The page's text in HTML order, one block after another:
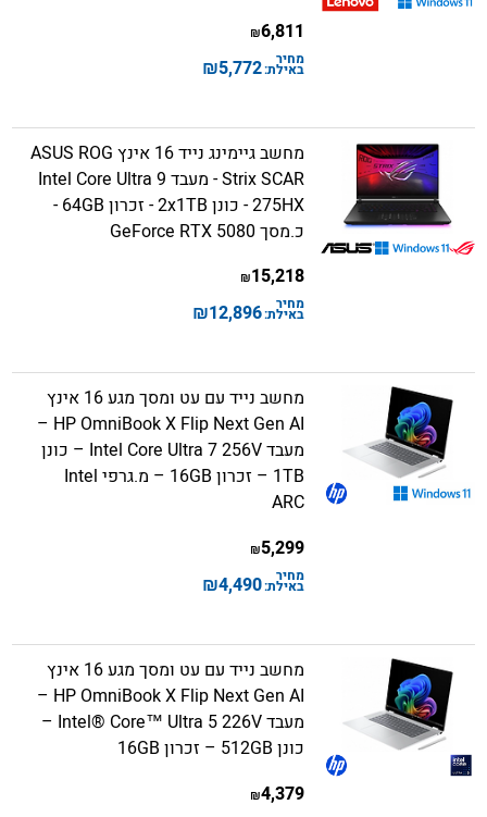
6,811
₪
מחיר
באילת:5,772
₪
מחשב גיימינג נייד 16 אינץ ASUS ROG
Strix SCAR - מעבד Intel Core Ultra 9
275HX - כונן 2x1TB - זכרון 64GB -
כ.מסך GeForce RTX 5080
15,218
₪
מחיר
באילת:12,896
₪
מחשב נייד עם עט ומסך מגע 16 אינץ
HP OmniBook X Flip Next Gen AI –
מעבד Intel Core Ultra 7 256V – כונן
1TB – זכרון 16GB – מ.גרפי Intel
ARC
5,299
₪
מחיר
באילת:4,490
₪
מחשב נייד עם עט ומסך מגע 16 אינץ
HP OmniBook X Flip Next Gen AI –
מעבד Intel® Core™ Ultra 5 226V –
כונן 512GB – זכרון 16GB
4,379
₪